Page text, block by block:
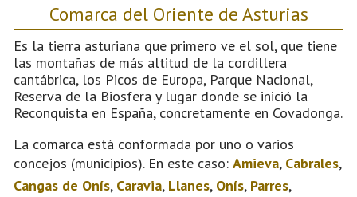
Comarca del Oriente de Asturias
Es la tierra asturiana que primero ve el sol, que tiene
las montañas de más altitud de la cordillera
cantábrica, los Picos de Europa, Parque Nacional,
Reserva de la Biosfera y lugar donde se inició la
Reconquista en España, concretamente en Covadonga.
La comarca está conformada por uno o varios
concejos (municipios). En este caso: Amieva, Cabrales,
Cangas de Onís, Caravia, Llanes, Onís, Parres,